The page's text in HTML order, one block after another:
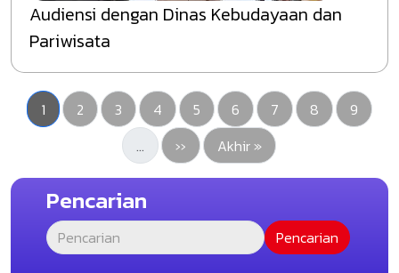
Audiensi dengan Dinas Kebudayaan dan
Pariwisata
Halaman sekarang
1 Pengawasan
2 Pengawasan
3 Pengawasan
4 Pengawasan
5 Pengawasan
6 Pengawasan
7 Pengawasan
8
9
…
Halaman berikutnya
›› Last page
Akhir »
Pencarian